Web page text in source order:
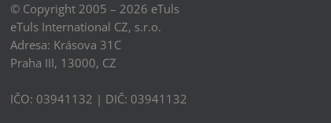
© Copyright 2005 – 2026 eTuls
eTuls International CZ, s.r.o.
Adresa: Krásova 31C
Praha III, 13000, CZ
IČO: 03941132 | DIČ: 03941132